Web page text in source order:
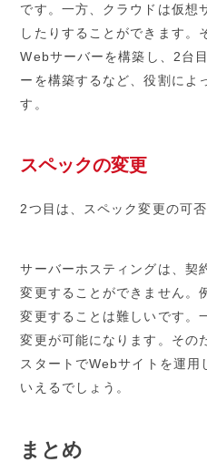
です。一方、クラウドは仮想
したりすることができます。
Webサーバーを構築し、2台
ーを構築するなど、役割によ
す。
スペックの変更
2つ目は、スペック変更の可否
サーバーホスティングは、契
変更することができません。
変更することは難しいです。
変更が可能になります。その
スタートでWebサイトを運用
いえるでしょう。
まとめ